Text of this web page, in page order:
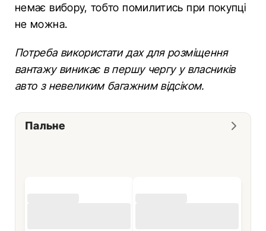
немає вибору, тобто помилитись при покупці
не можна.
Потреба використати дах для розміщення
вантажу виникає в першу чергу у власників
авто з невеликим багажним відсіком.
Пальне